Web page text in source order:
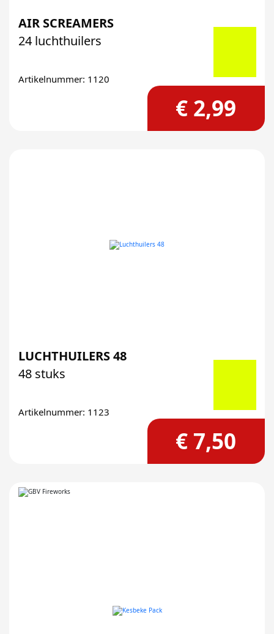
AIR SCREAMERS
24 luchthuilers
Artikelnummer: 1120
€ 2,99
LUCHTHUILERS 48
48 stuks
Artikelnummer: 1123
€ 7,50